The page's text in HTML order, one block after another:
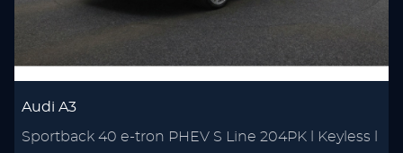
Audi A3
Sportback 40 e-tron PHEV S Line 204PK l Keyless l